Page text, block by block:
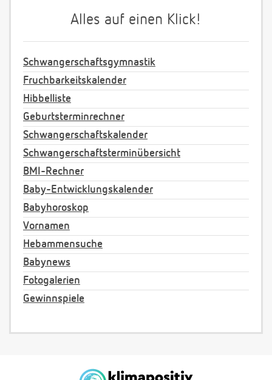
Alles auf einen Klick!
Schwangerschaftsgymnastik
Fruchbarkeitskalender
Hibbelliste
Geburtsterminrechner
Schwangerschaftskalender
Schwangerschaftsterminübersicht
BMI-Rechner
Baby-Entwicklungskalender
Babyhoroskop
Vornamen
Hebammensuche
Babynews
Fotogalerien
Gewinnspiele